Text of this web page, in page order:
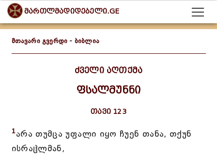
მართლმადიდებელი.GE
მთავარი გვერდი - ბიბლია
ძველი აღთქმა
ფსალმუნნი
თავი 123
1არა თუმცა უფალი იყო ჩუენ თანა, თქუნ
ისრაჱლმან,